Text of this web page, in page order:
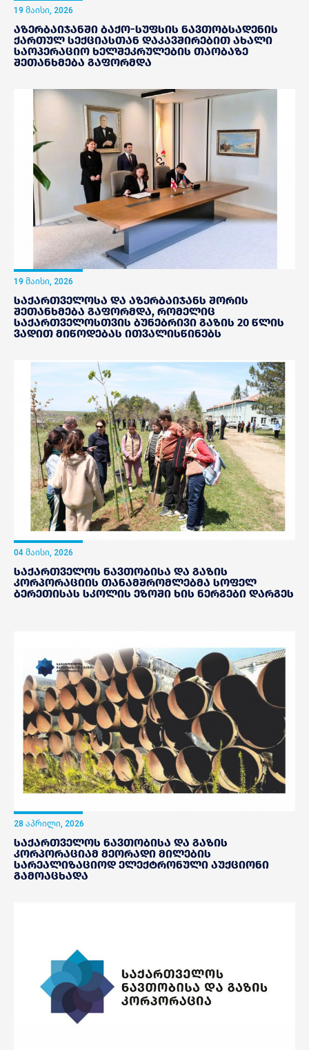
19 მაისი, 2026
აზერბაიჯანში ბაქო-სუფსის ნავთობსადენის
ქართულ სექციასთან დაკავშირებით ახალი
საოპერაციო ხელშეკრულების თაობაზე
შეთანხმება გაფორმდა
19 მაისი, 2026
საქართველოსა და აზერბაიჯანს შორის
შეთანხმება გაფორმდა, რომელიც
საქართველოსთვის ბუნებრივი გაზის 20 წლის
ვადით მიწოდებას ითვალისწინებს
04 მაისი, 2026
საქართველოს ნავთობისა და გაზის
კორპორაციის თანამშრომლებმა სოფელ
ბერეთისას სკოლის ეზოში ხის ნერგები დარგეს
28 აპრილი, 2026
საქართველოს ნავთობისა და გაზის
კორპორაციამ მეორადი მილების
სარეალიზაციოდ ელექტრონული აუქციონი
გამოაცხადა